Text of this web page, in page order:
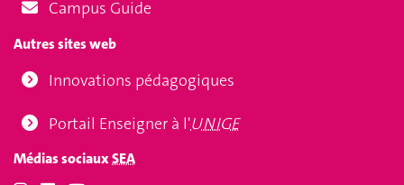
Campus Guide
Autres sites web
Innovations pédagogiques
Portail Enseigner à l'UNIGE
Médias sociauxSEA